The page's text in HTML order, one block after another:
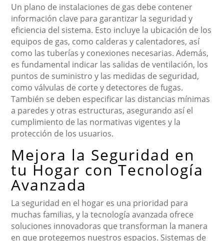
Un plano de instalaciones de gas debe contener
información clave para garantizar la seguridad y
eficiencia del sistema. Esto incluye la ubicación de los
equipos de gas, como calderas y calentadores, así
como las tuberías y conexiones necesarias. Además,
es fundamental indicar las salidas de ventilación, los
puntos de suministro y las medidas de seguridad,
como válvulas de corte y detectores de fugas.
También se deben especificar las distancias mínimas
a paredes y otras estructuras, asegurando así el
cumplimiento de las normativas vigentes y la
protección de los usuarios.
Mejora la Seguridad en
tu Hogar con Tecnología
Avanzada
La seguridad en el hogar es una prioridad para
muchas familias, y la tecnología avanzada ofrece
soluciones innovadoras que transforman la manera
en que protegemos nuestros espacios. Sistemas de